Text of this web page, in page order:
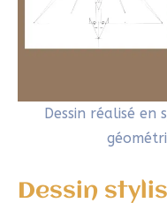
Dessin réalisé en
Dessin